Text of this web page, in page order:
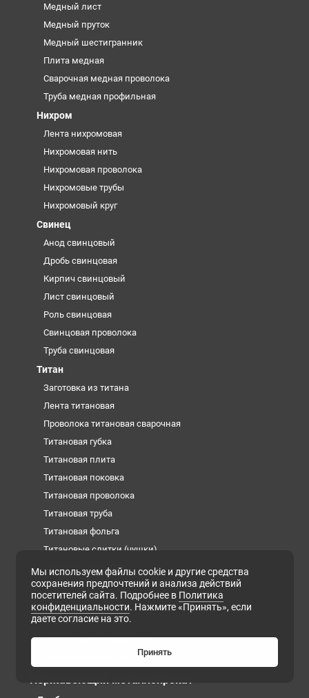
Медный лист
Медный пруток
Медный шестигранник
Плита медная
Сварочная медная проволока
Труба медная профильная
Нихром
Лента нихромовая
Нихромовая нить
Нихромовая проволока
Нихромовые трубы
Нихромовый круг
Свинец
Анод свинцовый
Дробь свинцовая
Кирпич свинцовый
Лист свинцовый
Роль свинцовая
Свинцовая проволока
Труба свинцовая
Титан
Заготовка из титана
Лента титановая
Проволока титановая сварочная
Титановая губка
Титановая плита
Титановая поковка
Титановая проволока
Титановая труба
Титановая фольга
Титановые слитки (чушки)
Титановый квадрат
Титановый круг
Титановый лист
Титановый пруток
Титановый шестигранник
Шина титановая (полоса)
Нержавеющий металлопрокат
Мы используем файлы cookie и другие средства
сохранения предпочтений и анализа действий
посетителей сайта. Подробнее в Политика
конфиденциальности. Нажмите «Принять», если
даете согласие на это.
Принять